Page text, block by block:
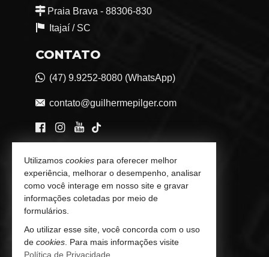
Praia Brava - 88306-830
Itajaí / SC
CONTATO
(47) 9.9252-8080 (WhatsApp)
contato@guilhermepilger.com
VEJA MAIS
Consultoria Imobiliária Personalizada
trabalhe conosco
Indicadores Financeiros
Imóveis Favoritos
Utilizamos cookies para oferecer melhor
experiência, melhorar o desempenho, analisar
como você interage em nosso site e gravar
informações coletadas por meio de
formulários.
Ao utilizar esse site, você concorda com o uso
de cookies . Para mais informações visite
Política de Privacidade